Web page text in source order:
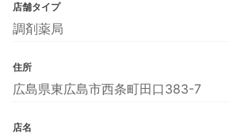
店舗タイプ
調剤薬局
住所
広島県東広島市西条町田口383-7
店名